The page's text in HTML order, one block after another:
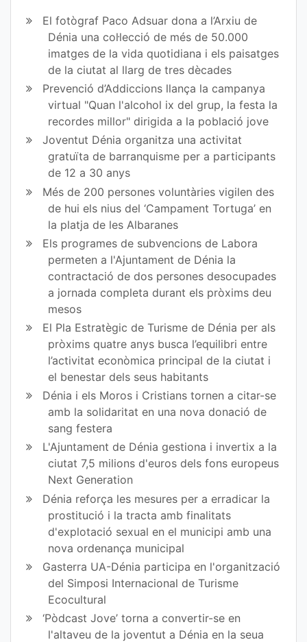
ir
en
Fa
ce
bo
ok
ir
en
Tw
itt
er
El fotògraf Paco Adsuar dona a l’Arxiu de
Dénia una col·lecció de més de 50.000
imatges de la vida quotidiana i els paisatges
de la ciutat al llarg de tres dècades
Prevenció d’Addiccions llança la campanya
virtual "Quan l'alcohol ix del grup, la festa la
recordes millor" dirigida a la població jove
Joventut Dénia organitza una activitat
gratuïta de barranquisme per a participants
de 12 a 30 anys
Més de 200 persones voluntàries vigilen des
de hui els nius del ‘Campament Tortuga’ en
la platja de les Albaranes
Els programes de subvencions de Labora
permeten a l'Ajuntament de Dénia la
contractació de dos persones desocupades
a jornada completa durant els pròxims deu
mesos
El Pla Estratègic de Turisme de Dénia per als
pròxims quatre anys busca l’equilibri entre
l’activitat econòmica principal de la ciutat i
el benestar dels seus habitants
Dénia i els Moros i Cristians tornen a citar-se
amb la solidaritat en una nova donació de
sang festera
L'Ajuntament de Dénia gestiona i invertix a la
ciutat 7,5 milions d'euros dels fons europeus
Next Generation
Dénia reforça les mesures per a erradicar la
prostitució i la tracta amb finalitats
d'explotació sexual en el municipi amb una
nova ordenança municipal
Gasterra UA-Dénia participa en l'organització
del Simposi Internacional de Turisme
Ecocultural
‘Pòdcast Jove’ torna a convertir-se en
l'altaveu de la joventut a Dénia en la seua